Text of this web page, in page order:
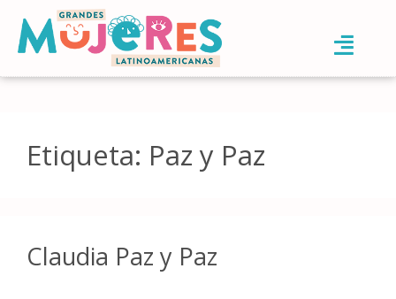
Etiqueta: Paz y Paz
Claudia Paz y Paz